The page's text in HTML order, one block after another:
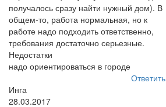
получалось сразу найти нужный дом). В
общем-то, работа нормальная, но к
работе надо подходить ответственно,
требования достаточно серьезные.
Недостатки
надо ориентироваться в городе
Ответить
Инга
28.03.2017